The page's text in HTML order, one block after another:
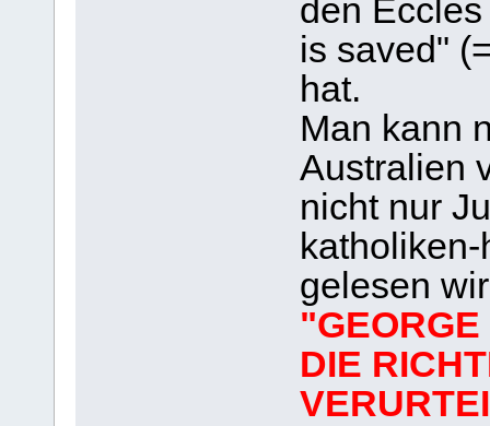
den
is saved"
hat.
Man kann
Australien
nicht nur
gelesen
DIE